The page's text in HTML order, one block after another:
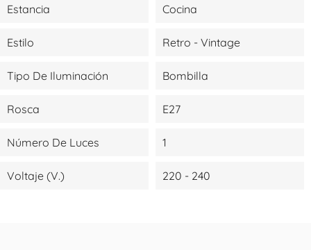
Estancia Cocina
Estilo Retro - Vintage
Tipo De Iluminación Bombilla
Rosca E27
Número De Luces 1
Voltaje (V.) 220 - 240